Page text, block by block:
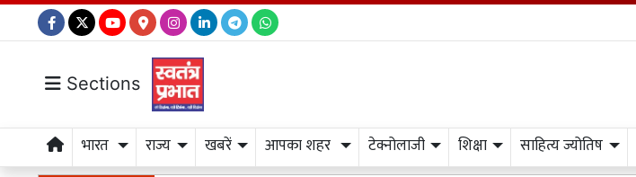
Sections
भारत राज्य खबरें आपका शहर टेक्नोलाजी शिक्षा साहित्य ज्योतिष